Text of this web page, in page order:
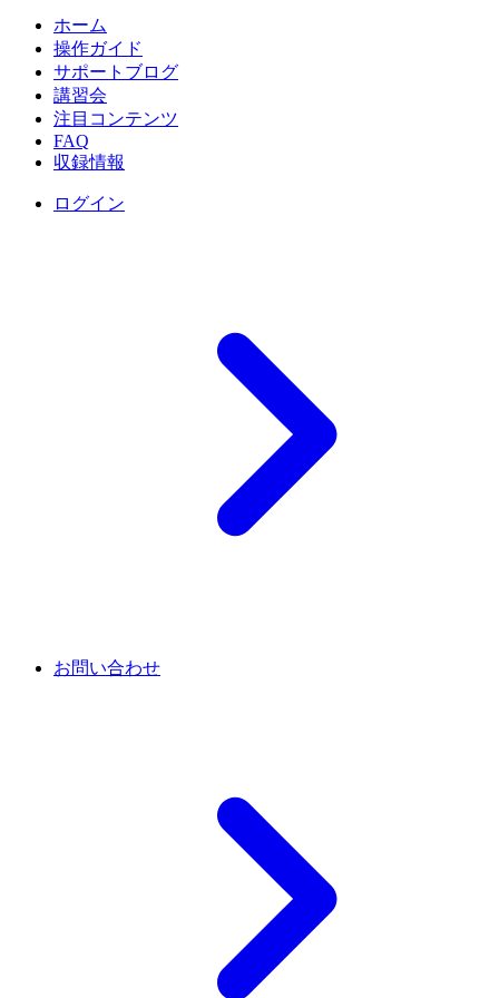
ホーム
操作ガイド
サポートブログ
講習会
注目コンテンツ
FAQ
収録情報
ログイン
お問い合わせ